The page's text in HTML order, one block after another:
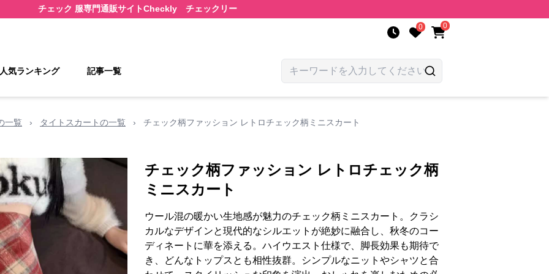
チェック 服専門通販サイトCheckly チェックリー
0 0
気ランキング 記事一覧
一覧 › タイトスカートの一覧 › チェック柄ファッション レトロチェック柄ミニスカート
チェック柄ファッション レトロチェック柄
ミニスカート
ウール混の暖かい生地感が魅力のチェック柄ミニスカート。クラシ
カルなデザインと現代的なシルエットが絶妙に融合し、秋冬のコー
ディネートに華を添える。ハイウエスト仕様で、脚長効果も期待で
き、どんなトップスとも相性抜群。シンプルなニットやシャツと合